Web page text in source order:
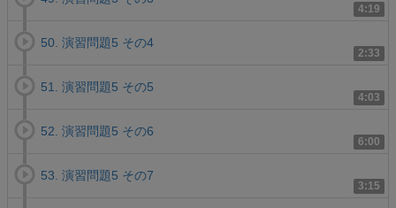
4:19
2:33
50. 演習問題5 その4
4:03
51. 演習問題5 その5
6:00
52. 演習問題5 その6
3:15
53. 演習問題5 その7